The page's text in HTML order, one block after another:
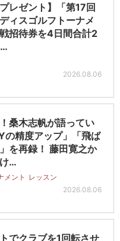
プレゼント】「第17回
ィスゴルフトーナメ
招待券を4日間合計2
2026.08.06
桑木志帆が語ってい
の精度アップ」「飛ば
を再録！ 藤田寛之か
…
メント
レッスン
2026.08.06
でクラブを1回転させ